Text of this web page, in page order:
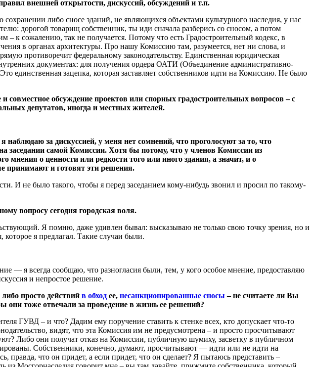
внешней открытости, дискуссий, обсуждений и т.п.
либо сносе зданий, не являющихся объектами культурного наследия, у нас
дорогой товарищ собственник, ты иди сначала разберись со сносом, а потом
к сожалению, так не получается. Потому что есть Градостроительный кодекс, в
в органах архитектуры. Про нашу Комиссию там, разумеется, нет ни слова, и
противоречит федеральному законодательству. Единственная юридическая
документах: для получения ордера ОАТИ (Объединение административно-
единственная зацепка, которая заставляет собственников идти на Комиссию. Не было
обсуждение проектов или спорных градостроительных вопросов – с
депутатов, иногда и местных жителей.
за дискуссией, у меня нет сомнений, что проголосуют за то, что
самой Комиссии. Хотя бы потому, что у членов Комиссии из
мнения о ценности или редкости того или иного здания, а значит, и о
принимают и готовят эти решения.
не было такого, чтобы я перед заседанием кому-нибудь звонил и просил по такому-
вопросу сегодня городская воля.
Я помню, даже удивлен бывал: высказываю не только свою точку зрения, но и
которое я предлагал. Такие случаи были.
— я всегда сообщаю, что разногласия были, тем, у кого особое мнение, предоставляю
и непростое решение.
просто действий в обход ее, несанкционированные сносы – не считаете ли Вы
тоже отвечали за проведение в жизнь ее решений?
ГУВД – и что? Дадим ему поручение ставить к стенке всех, кто допускает что-то
видят, что эта Комиссия им не предусмотрена – и просто просчитывают
Либо они получат отказ на Комиссии, публичную шумиху, засветку в публичном
Собственники, конечно, думают, просчитывают — идти или не идти на
что он придет, а если придет, что он сделает? Я пытаюсь представить –